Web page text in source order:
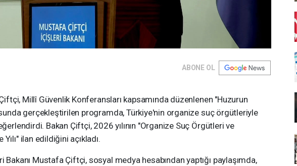
ABONE OL
Millî Güvenlik Konferansları kapsamında düzenlenen "Huzurun
gerçekleştirilen programda, Türkiye'nin organize suç örgütleriyle
Bakan Çiftçi, 2026 yılının "Organize Suç Örgütleri ve
ilan edildiğini açıkladı.
Bakanı Mustafa Çiftçi, sosyal medya hesabından yaptığı paylaşımda,